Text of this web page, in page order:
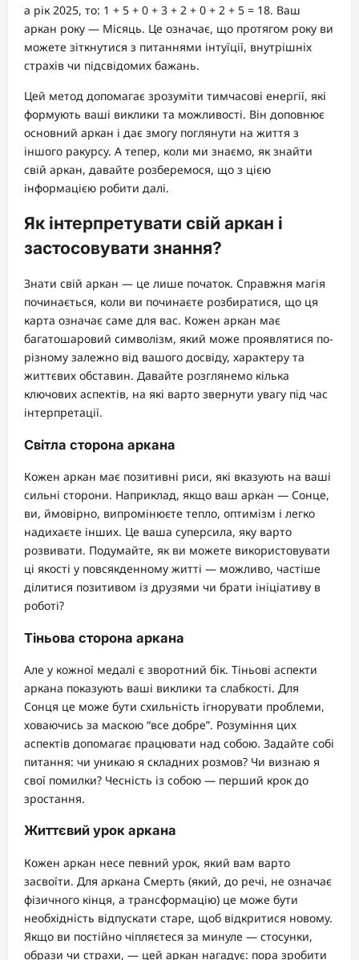
а рік 2025, то: 1 + 5 + 0 + 3 + 2 + 0 + 2 + 5 = 18. Ваш
аркан року — Місяць. Це означає, що протягом року ви
можете зіткнутися з питаннями інтуїції, внутрішніх
страхів чи підсвідомих бажань.
Цей метод допомагає зрозуміти тимчасові енергії, які
формують ваші виклики та можливості. Він доповнює
основний аркан і дає змогу поглянути на життя з
іншого ракурсу. А тепер, коли ми знаємо, як знайти
свій аркан, давайте розберемося, що з цією
інформацією робити далі.
Як інтерпретувати свій аркан і
застосовувати знання?
Знати свій аркан — це лише початок. Справжня магія
починається, коли ви починаєте розбиратися, що ця
карта означає саме для вас. Кожен аркан має
багатошаровий символізм, який може проявлятися по-
різному залежно від вашого досвіду, характеру та
життєвих обставин. Давайте розглянемо кілька
ключових аспектів, на які варто звернути увагу під час
інтерпретації.
Світла сторона аркана
Кожен аркан має позитивні риси, які вказують на ваші
сильні сторони. Наприклад, якщо ваш аркан — Сонце,
ви, ймовірно, випромінюєте тепло, оптимізм і легко
надихаєте інших. Це ваша суперсила, яку варто
розвивати. Подумайте, як ви можете використовувати
ці якості у повсякденному житті — можливо, частіше
ділитися позитивом із друзями чи брати ініціативу в
роботі?
Тіньова сторона аркана
Але у кожної медалі є зворотний бік. Тіньові аспекти
аркана показують ваші виклики та слабкості. Для
Сонця це може бути схильність ігнорувати проблеми,
ховаючись за маскою “все добре”. Розуміння цих
аспектів допомагає працювати над собою. Задайте собі
питання: чи уникаю я складних розмов? Чи визнаю я
свої помилки? Чесність із собою — перший крок до
зростання.
Життєвий урок аркана
Кожен аркан несе певний урок, який вам варто
засвоїти. Для аркана Смерть (який, до речі, не означає
фізичного кінця, а трансформацію) це може бути
необхідність відпускати старе, щоб відкритися новому.
Якщо ви постійно чіпляєтеся за минуле — стосунки,
образи чи страхи, — цей аркан нагадує: пора зробити